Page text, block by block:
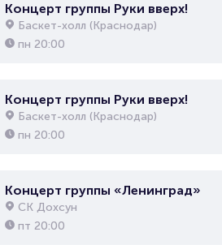
Концерт группы Руки вверх!
Баскет-холл (Краснодар)
пн 20:00
Концерт группы Руки вверх!
Баскет-холл (Краснодар)
пн 20:00
Концерт группы «Ленинград»
СК Дохсун
пт 20:00